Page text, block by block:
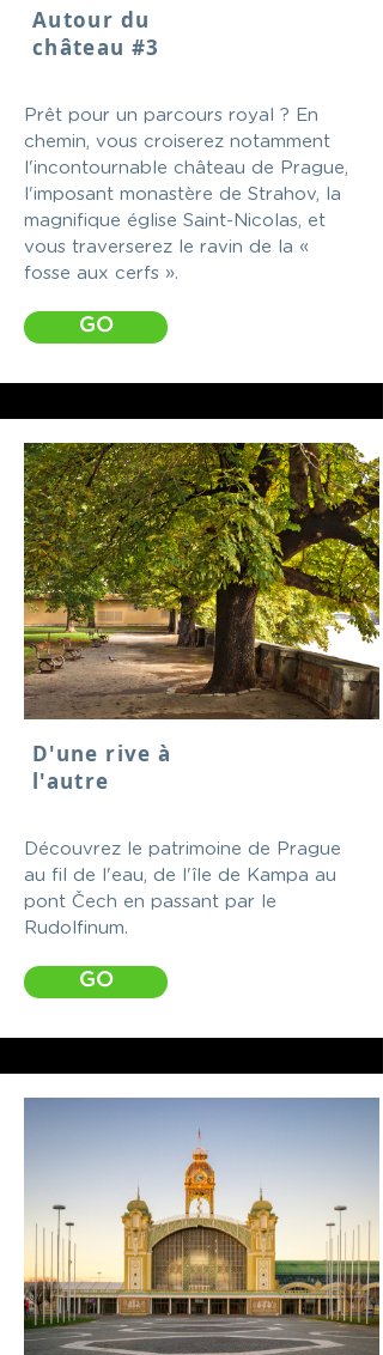
Autour du
château #3
Prêt pour un parcours royal ? En
chemin, vous croiserez notamment
l'incontournable château de Prague,
l'imposant monastère de Strahov, la
magnifique église Saint-Nicolas, et
vous traverserez le ravin de la «
fosse aux cerfs ».
GO
D'une rive à
l'autre
Découvrez le patrimoine de Prague
au fil de l'eau, de l'île de Kampa au
pont Čech en passant par le
Rudolfinum.
GO